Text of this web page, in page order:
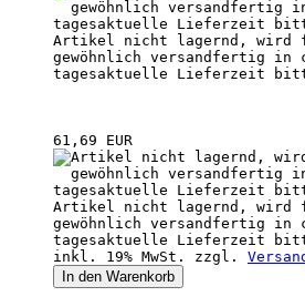
Artikel nicht lagernd, wird
gewöhnlich versandfertig in
tagesaktuelle Lieferzeit
61,69 EUR
Artikel nicht lagernd, wird
gewöhnlich versandfertig in
tagesaktuelle Lieferzeit
inkl. 19% MwSt. zzgl.
In den Warenkorb